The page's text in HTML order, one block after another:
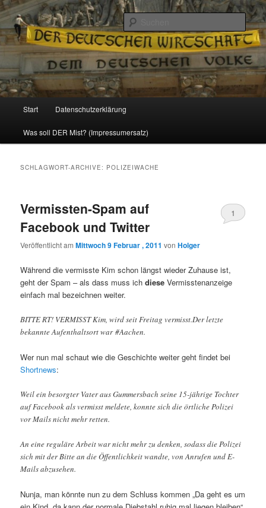
Reizzentrum
Politik, Wirtschaft, Soziales und Gesellschaft
Zum
Inhalt
Zum
sekundären
Start Datenschutzerklärung
Was soll DER Mist? (Impressumersatz)
SCHLAGWORT-ARCHIVE: POLIZEIWACHE
Vermissten-Spam auf
Facebook und Twitter
Veröffentlicht amMittwoch 9 Februar , 2011 vonHolger
1
Während die vermisste Kim schon längst wieder Zuhause ist,
geht der Spam – als dass muss ichdiese Vermisstenanzeige
einfach mal bezeichnen weiter.
BITTE RT! VERMISST Kim, wird seit Freitag vermisst.Der letzte
bekannte Aufenthaltsort war #Aachen.
Wer nun mal schaut wie die Geschichte weiter geht findet bei
Shortnews:
Weil ein besorgter Vater aus Gummersbach seine 15-jährige Tochter
auf Facebook als vermisst meldete, konnte sich die örtliche Polizei
vor Mails nicht mehr retten.
An eine reguläre Arbeit war nicht mehr zu denken, sodass die Polizei
sich mit der Bitte an die Öffentlichkeit wandte, von Anrufen und E-
Mails abzusehen.
Nunja, man könnte nun zu dem Schluss kommen „Da geht es um